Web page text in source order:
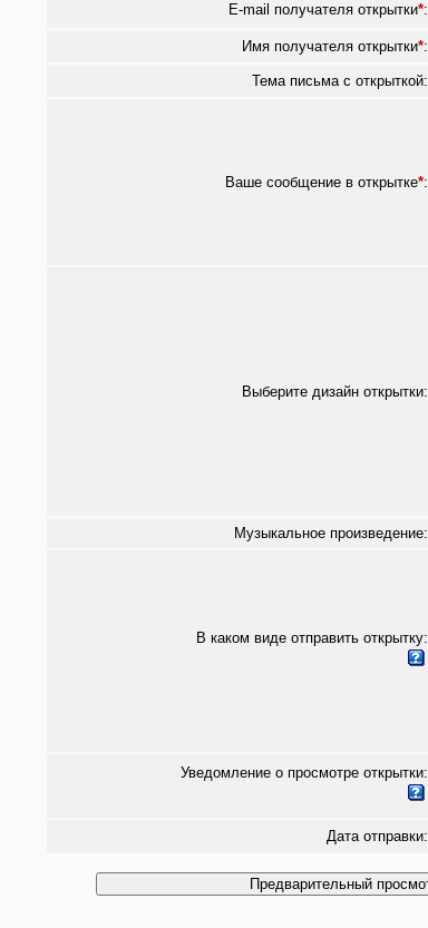
E-mail получателя открытки*:
Имя получателя открытки*:
Тема письма с открыткой:
Ваше сообщение в открытке*:
Выберите дизайн открытки:
Музыкальное произведение:
В каком виде отправить открытку:
Уведомление о просмотре открытки:
Дата отправки: